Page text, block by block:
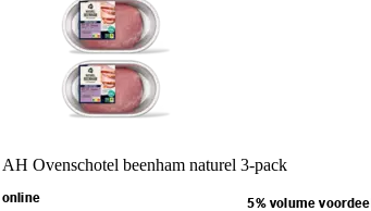
AH Ovenschotel beenham naturel 3-pack
online 5% volume voordeel